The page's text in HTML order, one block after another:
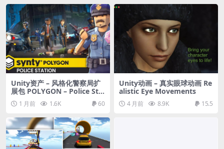
Unity资产 – 风格化警察局扩
展包 POLYGON – Police Sta
tion Pack
1 月前 1.6K 60
Unity动画 – 真实眼球动画 Re
alistic Eye Movements
4 月前 8.9K 15.5